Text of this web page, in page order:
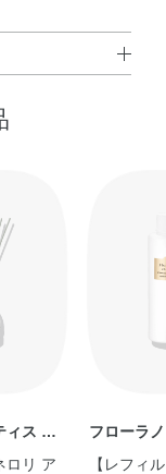
スティックが全
い。
り立ちを調整で
。
でに数時間かかりま
ィス ジ
ロリ ア
フローラ
ルスチュ
【レフィ